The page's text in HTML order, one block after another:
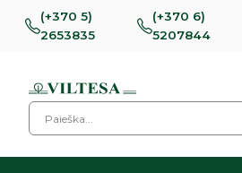
(+370 5)
2653835
(+370 6)
5207844